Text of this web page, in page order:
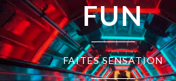
FUN
FAITES SENSATION